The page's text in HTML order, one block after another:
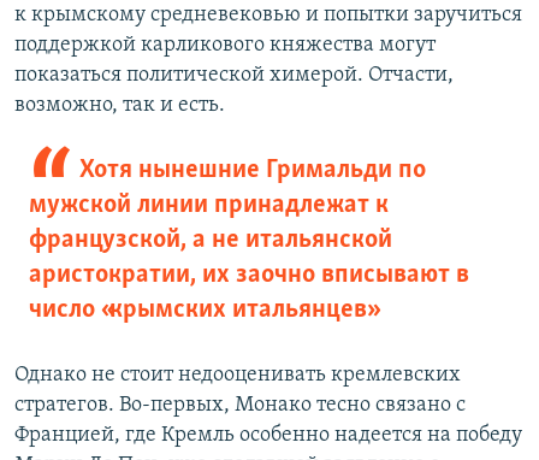
к крымскому средневековью и попытки заручиться
поддержкой карликового княжества могут
показаться политической химерой. Отчасти,
возможно, так и есть.
Хотя нынешние Гримальди по
мужской линии принадлежат к
французской, а не итальянской
аристократии, их заочно вписывают в
число «крымских итальянцев»
Однако не стоит недооценивать кремлевских
стратегов. Во-первых, Монако тесно связано с
Францией, где Кремль особенно надеется на победу